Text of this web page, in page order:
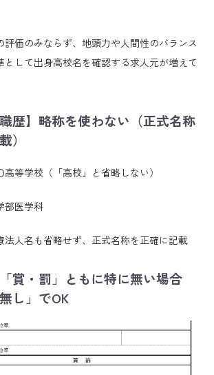
評価のみならず、地頭力や人間性のバランス
として出身高校名を確認する求人元が増えて
歴】略称を使わない（正式名称
）
等学校（「高校」と省略しない）
部医学科
法人名も省略せず、正式名称を正確に記載
賞・罰」ともに特に無い場合
し」でOK